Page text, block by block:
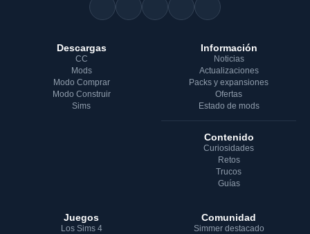
Descargas
CC
Mods
Modo Comprar
Modo Construir
Sims
Información
Noticias
Actualizaciones
Packs y expansiones
Ofertas
Estado de mods
Contenido
Curiosidades
Retos
Trucos
Guías
Juegos
Los Sims 4
Comunidad
Simmer destacado